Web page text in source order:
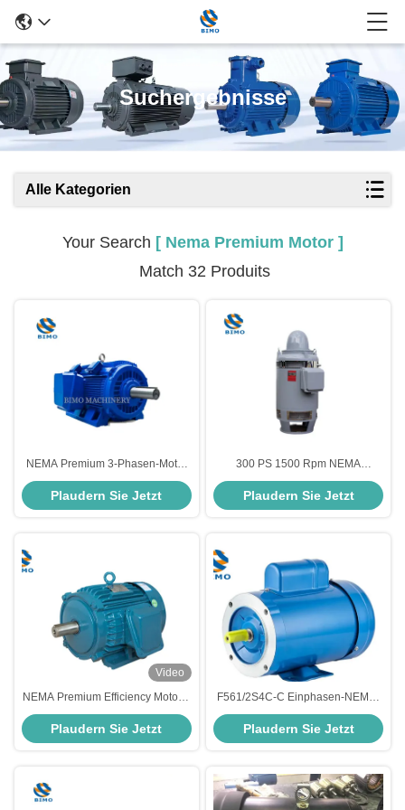
Suchergebnisse
Alle Kategorien
Your Search [ Nema Premium Motor ]
Match 32 Produits
NEMA Premium 3-Phasen-Motor
mit großem Drehmoment 460V
575V 230V 60Hz 300PS-400PS
Wechselstrom-Induktionsmotor
Plaudern Sie Jetzt
300 PS 1500 Rpm NEMA
Premium effizienter Motor 220 kW
VHS Motor mit SKF Lager
Plaudern Sie Jetzt
Video
NEMA Premium Efficiency Motor 2
Pole 4 Pole 6 Pole 50 PS
Wechselstromdreiphasenmotor
Plaudern Sie Jetzt
F561/2S4C-C Einphasen-NEMA-
Standardmotor 1/2PS 4P NEMA
56C Motor für den Außenbereich
Plaudern Sie Jetzt